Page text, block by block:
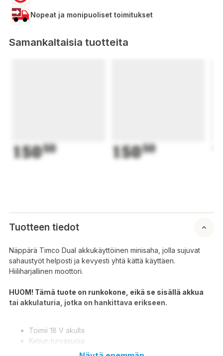
Nopeat ja monipuoliset toimitukset
Samankaltaisia tuotteita
15050 15050
Tuotteen tiedot
Näppärä Timco Dual akkukäyttöinen minisaha, jolla sujuvat
sahaustyöt helposti ja kevyesti yhtä kättä käyttäen.
Hiiliharjallinen moottori.
HUOM! Tämä tuote on runkokone, eikä se sisällä akkua
tai akkulaturia, jotka on hankittava erikseen.
Toimii 18 V akulla
Ketjun turvasuoja
Terän nopea pysäytys: Kyllä